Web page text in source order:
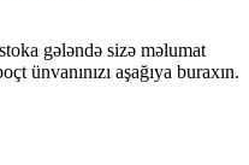
gələndə sizə məlumat
ünvanınızı aşağıya buraxın.